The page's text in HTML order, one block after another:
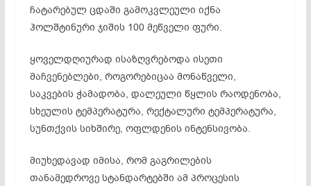
ჩატარებულ ცდაში გამოკვლეული იქნა
ჰოლშტინური ჯიშის 100 მეწველი ფური.
ყოველდღიურად ისაზღვრებოდა ისეთი
მაჩვენებლები, როგორებიცაა მონაწვე­ლი,
საკვების ჭამადობა, დალეული წყლის რაოდენობა,
სხეულის ტემპერატურა, რექტალური ტემპერატურა,
სუნთქვის სიხშირე, ოფლდენის ინტენსივობა.
მიუხედავად იმისა, რომ გაგრილების
თანამედროვე სტანდარტებში ამ პროცე­სის